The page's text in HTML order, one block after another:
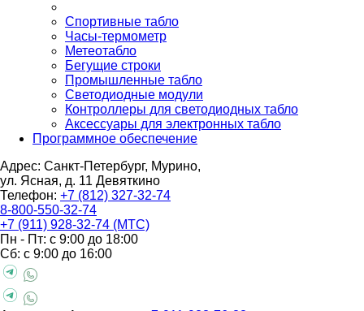
Спортивные табло
Часы-термометр
Метеотабло
Бегущие строки
Промышленные табло
Светодиодные модули
Контроллеры для светодиодных табло
Аксессуары для электронных табло
Программное обеспечение
Адрес: Санкт-Петербург, Мурино,
ул. Ясная, д. 11 Девяткино
Телефон: +7 (812) 327-32-74
8-800-550-32-74
+7 (911) 928-32-74 (МТС)
Пн - Пт: с 9:00 до 18:00
Сб: с 9:00 до 16:00